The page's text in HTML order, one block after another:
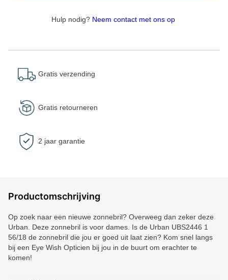
Hulp nodig? Neem contact met ons op
Gratis verzending
Gratis retourneren
2 jaar garantie
Productomschrijving
Op zoek naar een nieuwe zonnebril? Overweeg dan zeker deze
Urban. Deze zonnebril is voor dames. Is de Urban UBS2446 1
56/18 de zonnebril die jou er goed uit laat zien? Kom snel langs
bij een Eye Wish Opticien bij jou in de buurt om erachter te
komen!